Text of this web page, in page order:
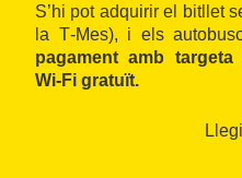
S’hi pot adquirir el bitllet
la T‑Mes), i els
pagament amb
Wi‑Fi gratuït.
manté l’emplaçament